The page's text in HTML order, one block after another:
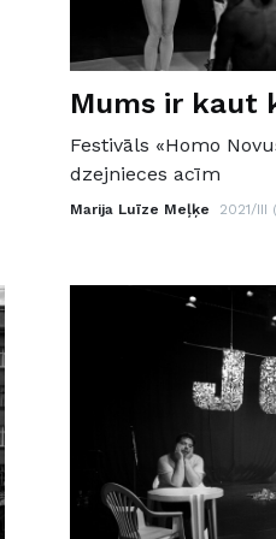
Mums ir kaut
Festivāls «Homo
dzejnieces acīm
Marija Luīze Meļķe 2021/III